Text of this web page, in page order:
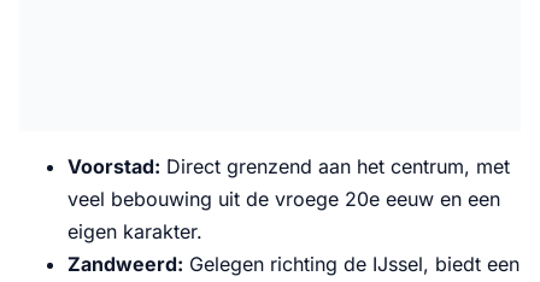
Voorstad: Direct grenzend aan het centrum, met
veel bebouwing uit de vroege 20e eeuw en een
eigen karakter.
Zandweerd: Gelegen richting de IJssel, biedt een